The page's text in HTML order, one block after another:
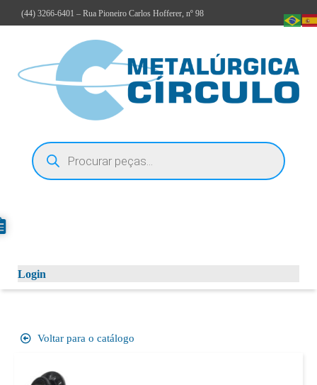
(44) 3266-6401 – Rua Pioneiro Carlos Hofferer, nº 98
Login
Voltar para o catálogo